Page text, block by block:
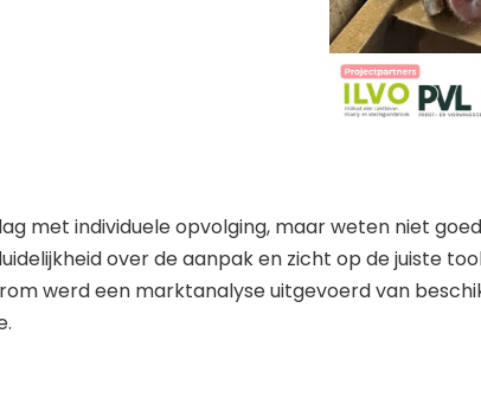
met individuele opvolging, maar weten niet
over de aanpak en zicht op de juiste
werd een marktanalyse uitgevoerd van